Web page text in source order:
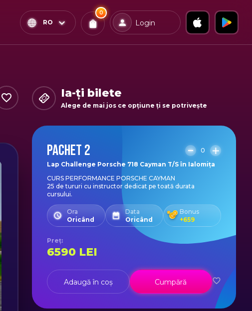
RO
0
Ai0
x0
Bilete
Confirmă & Plătește
Login
Ia-ți bilete
Alege de mai jos ce opțiune ți se potrivește
PACHET 2
0
Lap Challenge Porsche 718 Cayman T/S în Ialomița
CURS PERFORMANCE PORSCHE CAYMAN
25 de tururi cu instructor dedicat pe toată durata
cursului.
Ora
Oricând
Data
Oricând
Bonus
+659
Preț:
6590 LEI
Adaugă în coș Cumpără